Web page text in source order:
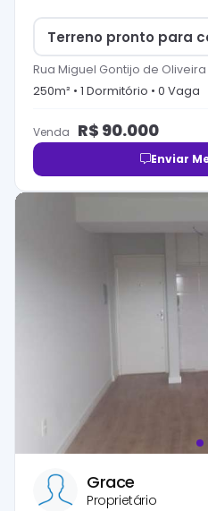
Terreno pronto para
Rua Miguel Gontijo de Oliveira
250m² • 1 Dormitório • 0 Vaga
Venda R$ 90.000
Enviar
Grace
Proprietário